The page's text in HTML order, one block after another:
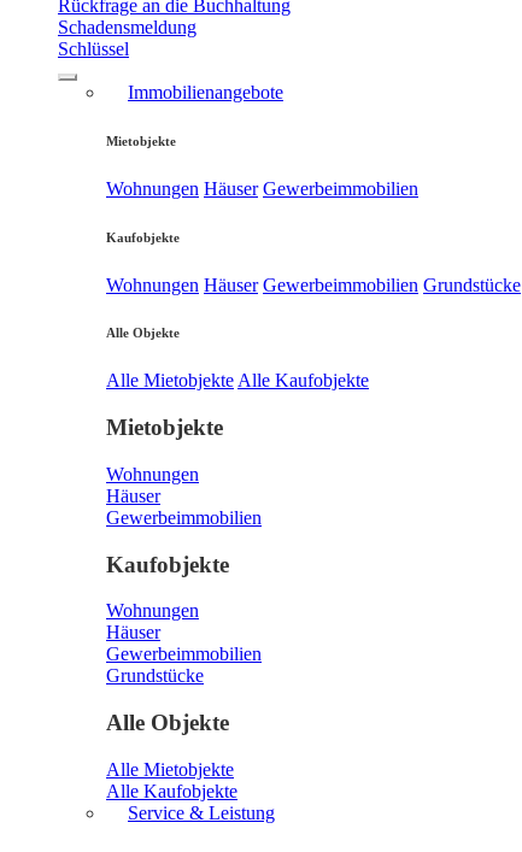
Rückfrage an die Buchhaltung
Schadensmeldung
Schlüssel
Immobilienangebote
Mietobjekte
Wohnungen Häuser Gewerbeimmobilien
Kaufobjekte
Wohnungen Häuser Gewerbeimmobilien Grundstücke
Alle Objekte
Alle MietobjekteAlle Kaufobjekte
Mietobjekte
Wohnungen
Häuser
Gewerbeimmobilien
Kaufobjekte
Wohnungen
Häuser
Gewerbeimmobilien
Grundstücke
Alle Objekte
Alle Mietobjekte
Alle Kaufobjekte
Service & Leistung